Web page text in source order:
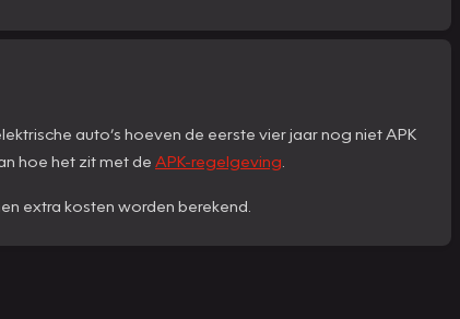
auto’s hoeven de eerste vier jaar nog niet APK
hoe het zit met de APK-regelgeving
extra kosten worden berekend.